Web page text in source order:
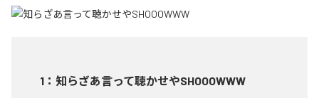
1 ： 知らざあ言って聴かせやSHOOOWWW